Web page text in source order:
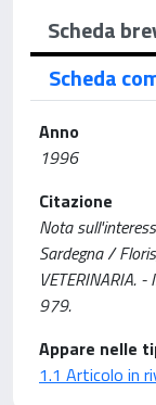
Scheda
Scheda
Anno
1996
Citazione
Nota
Sardegna /
VETERINARIA.
979.
Appare nelle
1.1 Articolo in